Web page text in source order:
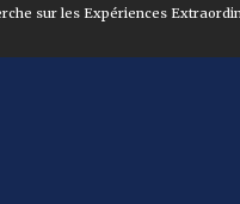
sur les Expériences